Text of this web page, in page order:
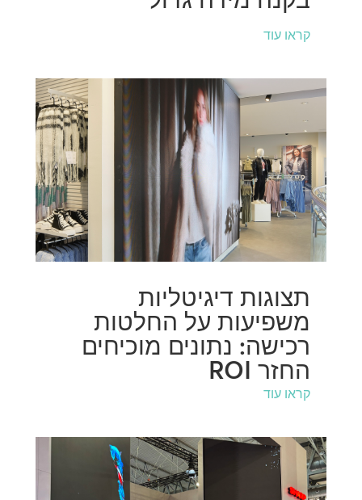
קראו עוד
תצוגות דיגיטליות
משפיעות על החלטות
רכישה: נתונים מוכיחים
החזר ROI
קראו עוד